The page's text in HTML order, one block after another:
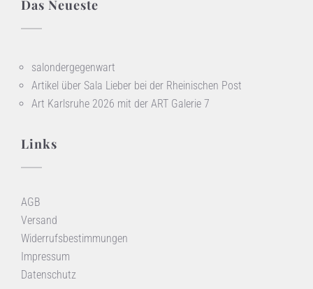
Das Neueste
salondergegenwart
Artikel über Sala Lieber bei der Rheinischen Post
Art Karlsruhe 2026 mit der ART Galerie 7
Links
AGB
Versand
Widerrufsbestimmungen
Impressum
Datenschutz